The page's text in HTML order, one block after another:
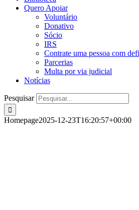
Quero Apoiar
Voluntário
Donativo
Sócio
IRS
Contrate uma pessoa com
Parcerias
Multa por via judicial
Notícias
Pesquisar
Homepage2025-12-23T16:20:57+00:00